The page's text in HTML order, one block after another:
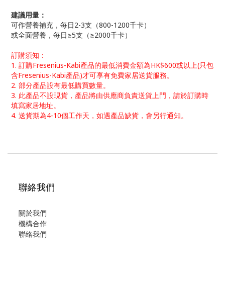
建議用量：
可作營養補充，每日2-3支（800-1200千卡）
或全面營養，每日≥5支（≥2000千卡）
訂購須知：
1. 訂購Fresenius-Kabi產品的最低消費金額為HK$600或以上(只包
含Fresenius-Kabi產品)才可享有免費家居送貨服務。
2. 部分產品設有最低購買數量。
3. 此產品不設現貨，產品將由供應商負責送貨上門 ， 請於訂購時
填寫家居地址。
4. 送貨期為4-10個工作天，如遇產品缺貨，會另行通知。
聯絡我們
關於我們
機構合作
聯絡我們